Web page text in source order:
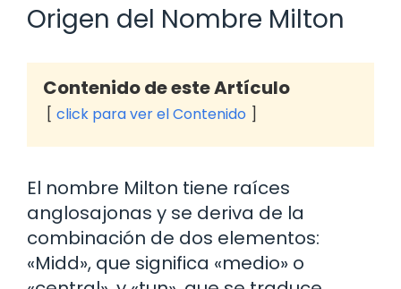
Origen del Nombre Milton
Contenido de este Artículo
click para ver el Contenido
El nombre Milton tiene raíces
anglosajonas y se deriva de la
combinación de dos elementos:
«Midd», que significa «medio» o